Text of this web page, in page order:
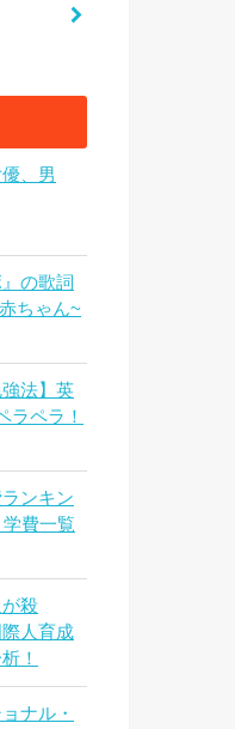
、男
の歌詞
ちゃん~
強法】英
ラペラ！
ンキン
費一覧
殺
人育成
！
ナル・